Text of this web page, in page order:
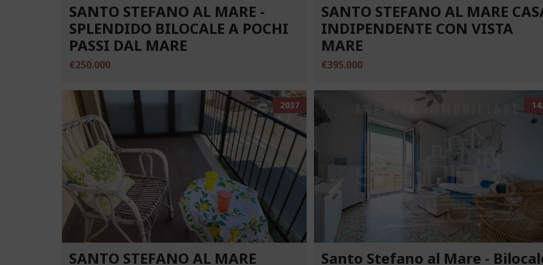
SANTO STEFANO AL MARE -
SPLENDIDO BILOCALE A POCHI
PASSI DAL MARE
€250.000
SANTO STEFANO AL MARE
INDIPENDENTE CON VISTA
MARE
€395.000
2037
SANTO STEFANO AL MARE
Santo Stefano al Mare -